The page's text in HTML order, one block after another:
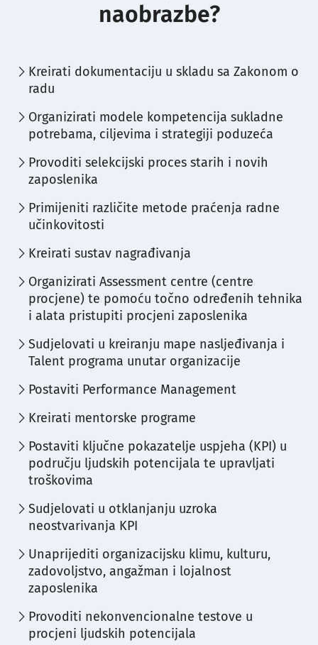
naobrazbe?
Kreirati dokumentaciju u skladu sa Zakonom o
radu
Organizirati modele kompetencija sukladne
potrebama, ciljevima i strategiji poduzeća
Provoditi selekcijski proces starih i novih
zaposlenika
Primijeniti različite metode praćenja radne
učinkovitosti
Kreirati sustav nagrađivanja
Organizirati Assessment centre (centre
procjene) te pomoću točno određenih tehnika
i alata pristupiti procjeni zaposlenika
Sudjelovati u kreiranju mape nasljeđivanja i
Talent programa unutar organizacije
Postaviti Performance Management
Kreirati mentorske programe
Postaviti ključne pokazatelje uspjeha (KPI) u
području ljudskih potencijala te upravljati
troškovima
Sudjelovati u otklanjanju uzroka
neostvarivanja KPI
Unaprijediti organizacijsku klimu, kulturu,
zadovoljstvo, angažman i lojalnost
zaposlenika
Provoditi nekonvencionalne testove u
procjeni ljudskih potencijala